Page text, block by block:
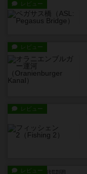
レビュー
レビュー
レビュー
レビュー